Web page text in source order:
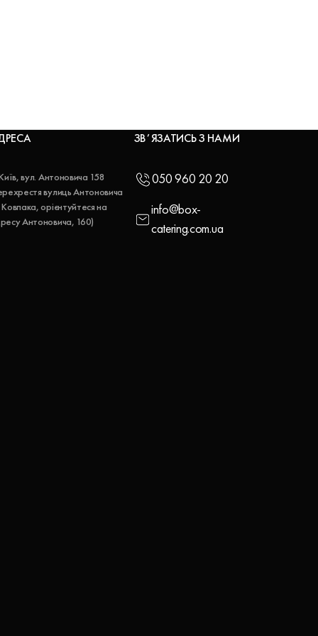
вул. Антоновича 158
вулиць Антоновича
орієнтуйтеся на
Антоновича, 160)
ЗВʼЯЗАТИСЬ З НАМИ
050 960 20 20
info@box-
catering.com.ua